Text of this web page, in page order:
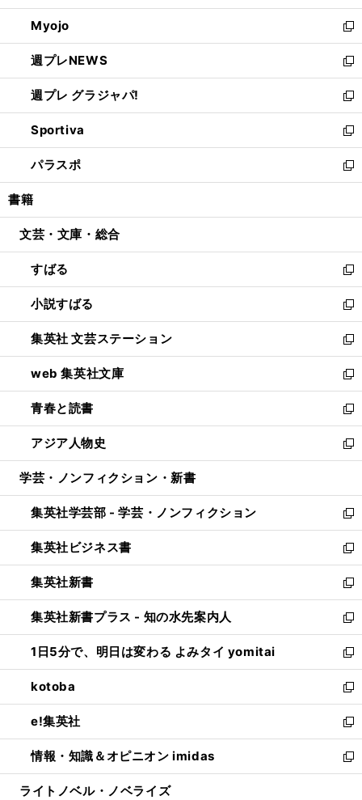
開
く
ウ
で
開
く
ン
ド
ウ
で
開
く
ウ
ィ
ン
ド
ウ
で
開
く
Myojo
新
し
い
ウ
ィ
ン
ド
ウ
で
開
週プレNEWS
新
し
い
ウ
ィ
ン
ド
ウ
開
週プレ グラジャパ!
新
し
い
ウ
ィ
ン
ウ
開
く
Sportiva
新
し
い
ウ
ン
ウ
で
開
く
パラスポ
新
し
ウ
ン
ド
ウ
で
開
く
書籍
文芸・文庫・総合
すばる
新
し
い
ウ
ィ
ン
ド
ウ
で
開
く
小説すばる
新
し
い
ウ
ィ
ン
ド
ウ
で
開
集英社 文芸ステーション
新
し
い
ウ
ィ
ン
ド
ウ
開
く
web 集英社文庫
新
し
い
ウ
ィ
ン
ウ
で
開
く
青春と読書
新
し
い
ウ
ン
ド
ウ
で
開
く
アジア人物史
新
し
ウ
ィ
ン
ド
ウ
で
開
く
学芸・ノンフィクション・新書
集英社学芸部 - 学芸・ノンフィクション
新
し
い
ウ
ィ
ン
ド
ウ
で
開
く
集英社ビジネス書
新
し
い
ウ
ィ
ン
ド
ウ
で
開
く
集英社新書
新
し
い
ウ
ィ
ン
ド
ウ
で
開
く
集英社新書プラス - 知の水先案内人
新
し
い
ウ
ィ
ン
ド
ウ
で
開
1日5分で、明日は変わる よみタイ yomitai
新
し
い
ウ
ィ
ン
ド
ウ
kotoba
新
し
い
ウ
ィ
ン
e!集英社
新
し
い
ウ
情報・知識＆オピニオン imidas
新
し
ライトノベル・ノベライズ